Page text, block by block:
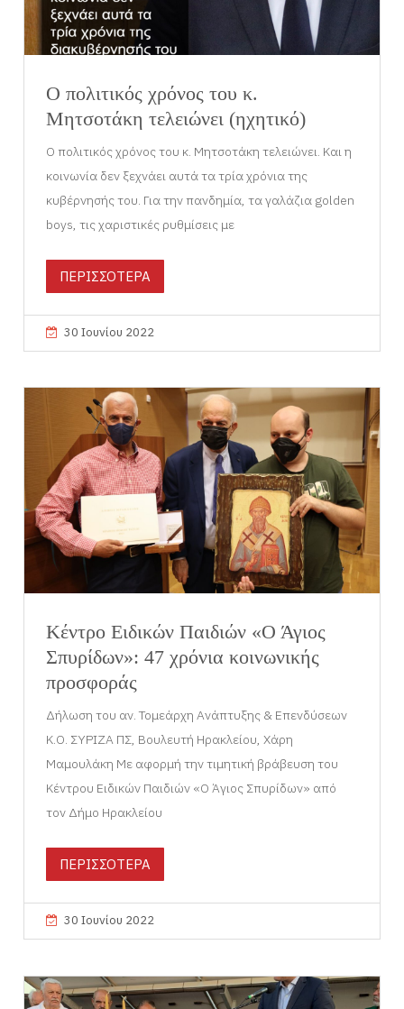
Ο πολιτικός χρόνος του κ.
Μητσοτάκη τελειώνει (ηχητικό)
Ο πολιτικός χρόνος του κ. Μητσοτάκη τελειώνει. Και η
κοινωνία δεν ξεχνάει αυτά τα τρία χρόνια της
κυβέρνησής του. Για την πανδημία, τα γαλάζια golden
boys, τις χαριστικές ρυθμίσεις με
ΠΕΡΙΣΣΟΤΕΡΑ
30 Ιουνίου 2022
Κέντρο Ειδικών Παιδιών «Ο Άγιος
Σπυρίδων»: 47 χρόνια κοινωνικής
προσφοράς
Δήλωση του αν. Τομεάρχη Ανάπτυξης & Επενδύσεων
Κ.Ο. ΣΥΡΙΖΑ ΠΣ, Βουλευτή Ηρακλείου, Χάρη
Μαμουλάκη Με αφορμή την τιμητική βράβευση του
Κέντρου Ειδικών Παιδιών «Ο Άγιος Σπυρίδων» από
τον Δήμο Ηρακλείου
ΠΕΡΙΣΣΟΤΕΡΑ
30 Ιουνίου 2022